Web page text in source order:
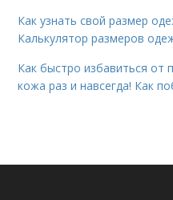
Как узнать свой размер
Калькулятор размеров
Как быстро избавиться от
кожа раз и навсегда! Как